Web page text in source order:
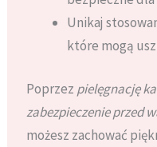
Unikaj
które mogą
Poprzez pielęgnację
zabezpieczenie przed
możesz zachować